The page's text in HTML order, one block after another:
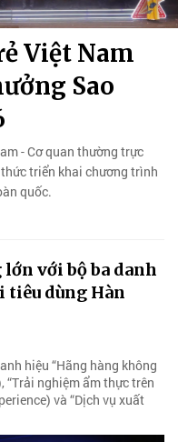
Việt Nam
Sao
- Cơ quan thường trực
triển khai chương trình
quốc.
với bộ ba danh
dùng Hàn
hiệu “Hãng hàng không
“Trải nghiệm ẩm thực trên
và “Dịch vụ xuất